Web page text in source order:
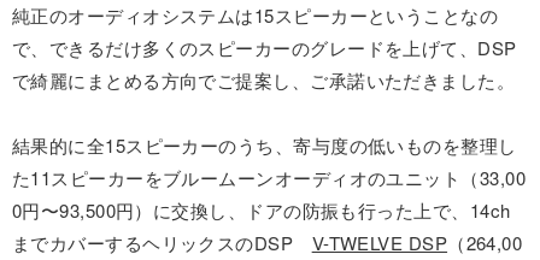
純正のオーディオシステムは15スピーカーということなの
で、できるだけ多くのスピーカーのグレードを上げて、DSP
で綺麗にまとめる方向でご提案し、ご承諾いただきました。
結果的に全15スピーカーのうち、寄与度の低いものを整理し
た11スピーカーをブルームーンオーディオのユニット（33,00
0円〜93,500円）に交換し、ドアの防振も行った上で、14ch
までカバーするヘリックスのDSP V-TWELVE DSP （264,00